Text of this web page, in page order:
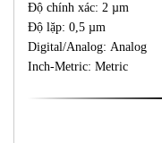
Độ chính xác: 2 µm
Độ lặp: 0,5 µm
Digital/Analog: Analog
Inch-Metric: Metric